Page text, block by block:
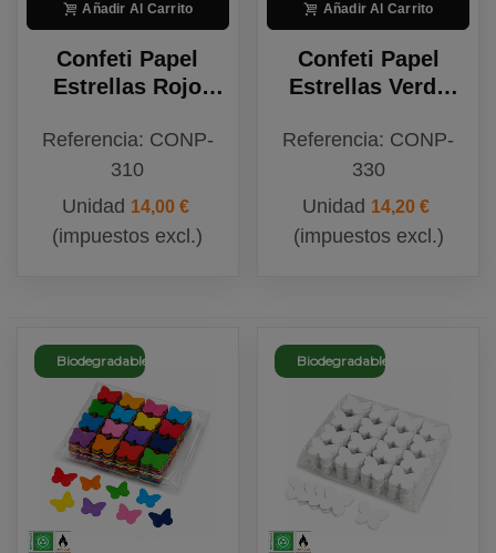
Añadir Al Carrito
Confeti Papel
Estrellas Rojo
Referencia: CONP-
310
Unidad 14,00 €
(impuestos excl.)
Añadir Al Carrito
Confeti Papel
Estrellas Verde
Biodegradable
Referencia: CONP-
330
Unidad 14,20 €
(impuestos excl.)
Biodegradable Biodegradable